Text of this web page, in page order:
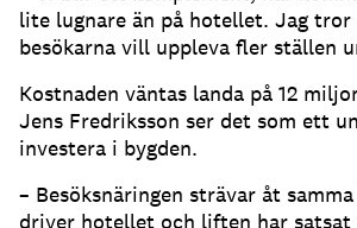
lite lugnare än på hotellet. Jag
besökarna vill uppleva fler ställen
Kostnaden väntas landa på 12
Jens Fredriksson ser det som ett
investera i bygden.
– Besöksnäringen strävar åt
driver hotellet och liften har